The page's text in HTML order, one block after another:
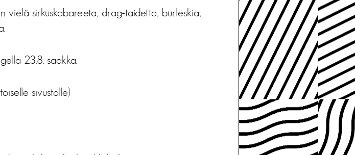
vielä sirkuskabareeta, drag-taidetta, burleskia,
23.8. saakka.
sivustolle)